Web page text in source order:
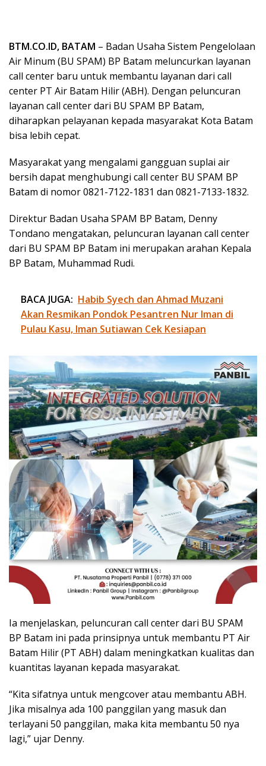
BTM.CO.ID, BATAM – Badan Usaha Sistem Pengelolaan
Air Minum (BU SPAM) BP Batam meluncurkan layanan
call center baru untuk membantu layanan dari call
center PT Air Batam Hilir (ABH). Dengan peluncuran
layanan call center dari BU SPAM BP Batam,
diharapkan pelayanan kepada masyarakat Kota Batam
bisa lebih cepat.
Masyarakat yang mengalami gangguan suplai air
bersih dapat menghubungi call center BU SPAM BP
Batam di nomor 0821-7122-1831 dan 0821-7133-1832.
Direktur Badan Usaha SPAM BP Batam, Denny
Tondano mengatakan, peluncuran layanan call center
dari BU SPAM BP Batam ini merupakan arahan Kepala
BP Batam, Muhammad Rudi.
BACA JUGA: Habib Syech dan Ahmad Muzani
Akan Resmikan Pondok Pesantren Nur Iman di
Pulau Kasu, Iman Sutiawan Cek Kesiapan
Ia menjelaskan, peluncuran call center dari BU SPAM
BP Batam ini pada prinsipnya untuk membantu PT Air
Batam Hilir (PT ABH) dalam meningkatkan kualitas dan
kuantitas layanan kepada masyarakat.
“Kita sifatnya untuk mengcover atau membantu ABH.
Jika misalnya ada 100 panggilan yang masuk dan
terlayani 50 panggilan, maka kita membantu 50 nya
lagi,” ujar Denny.